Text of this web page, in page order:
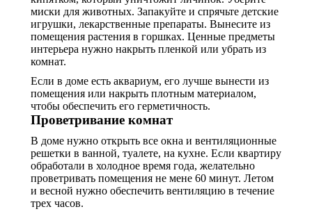
миски для животных. Запакуйте и спрячьте детские
игрушки, лекарственные препараты. Вынесите из
помещения растения в горшках. Ценные предметы
интерьера нужно накрыть пленкой или убрать из
комнат.
Если в доме есть аквариум, его лучше вынести из
помещения или накрыть плотным материалом,
чтобы обеспечить его герметичность.
Проветривание комнат
В доме нужно открыть все окна и вентиляционные
решетки в ванной, туалете, на кухне. Если квартиру
обработали в холодное время года, желательно
проветривать помещения не мене 60 минут. Летом
и весной нужно обеспечить вентиляцию в течение
трех часов.